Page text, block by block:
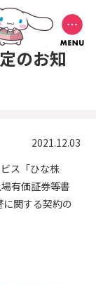
のお知
2021.12.03
ス「ひな株
有価証券等書
関する契約の